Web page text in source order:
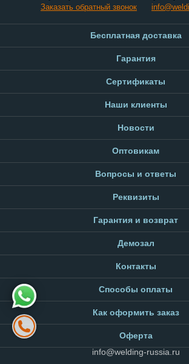
Заказать обратный звонок
Бесплатная доставка
Гарантия
Сертификаты
Наши клиенты
Новости
Оптовикам
Вопросы и ответы
Реквизиты
Гарантия и возврат
Демозал
Контакты
Способы оплаты
Как оформить заказ
Оферта
info@welding-russia.ru